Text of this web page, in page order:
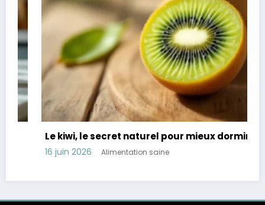
Le kiwi, le secret naturel pour mieux dormir
16 juin 2026 Alimentation saine